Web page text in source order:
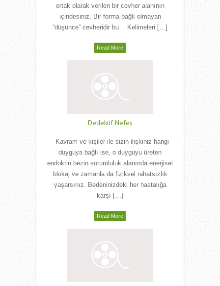
ortak olarak verilen bir cevher alanının
içindesiniz. Bir forma bağlı olmayan
“düşünce” cevheridir bu… Kelimeleri […]
Read More
Dedektif Nefes
Kavram ve kişiler ile sizin ilişkiniz hangi
duyguya bağlı ise, o duyguyu üreten
endokrin bezin sorumluluk alanında enerjisel
blokaj ve zamanla da fiziksel rahatsızlık
yaşarsınız. Bedeninizdeki her hastalığa
karşı […]
Read More